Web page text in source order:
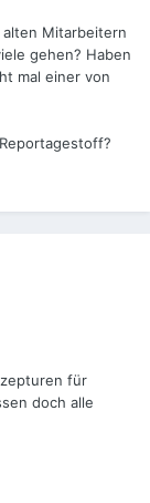
Mitarbeitern
gehen? Haben
mal einer von
für
doch alle